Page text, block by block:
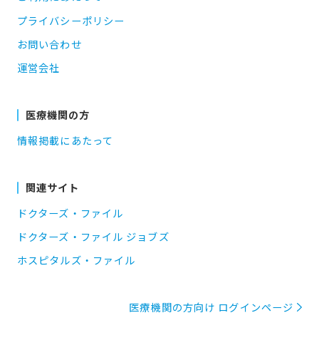
プライバシーポリシー
お問い合わせ
運営会社
医療機関の方
情報掲載にあたって
関連サイト
ドクターズ・ファイル
ドクターズ・ファイル ジョブズ
ホスピタルズ・ファイル
医療機関の方向け ログインページ